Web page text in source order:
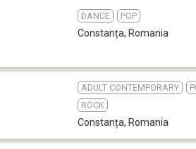
DANCE POP
Constanța, Romania
ADULT CONTEMPORARY
ROCK
Constanța, Romania